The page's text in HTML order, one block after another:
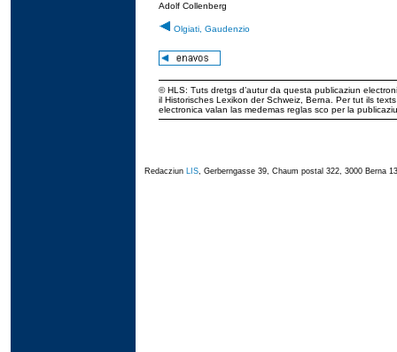
Adolf Collenberg
Olgiati, Gaudenzio
© HLS: Tuts dretgs d’autur da questa publicaziun
il Historisches Lexikon der Schweiz, Berna. Per tut ils
electronica valan las medemas reglas sco per la
Redacziun LIS, Gerberngasse 39, Chaum postal 322, 3000 Berna